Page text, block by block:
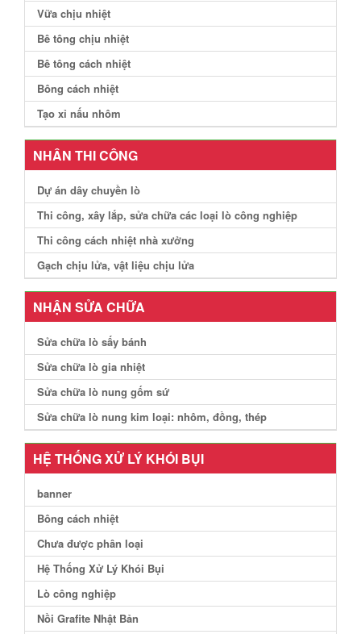
Vữa chịu nhiệt
Bê tông chịu nhiệt
Bê tông cách nhiệt
Bông cách nhiệt
Tạo xỉ nấu nhôm
NHÂN THI CÔNG
Dự án dây chuyền lò
Thi công, xây lắp, sửa chữa các loại lò công nghiệp
Thi công cách nhiệt nhà xưởng
Gạch chịu lửa, vật liệu chịu lửa
NHẬN SỬA CHỮA
Sửa chữa lò sấy bánh
Sửa chữa lò gia nhiệt
Sửa chữa lò nung gốm sứ
Sửa chữa lò nung kim loại: nhôm, đồng, thép
HỆ THỐNG XỬ LÝ KHÓI BỤI
banner
Bông cách nhiệt
Chưa được phân loại
Hệ Thống Xử Lý Khói Bụi
Lò công nghiệp
Nồi Grafite Nhật Bản